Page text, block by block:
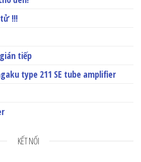
!!!
tiếp
type 211 SE tube amplifier
KẾT NỐI